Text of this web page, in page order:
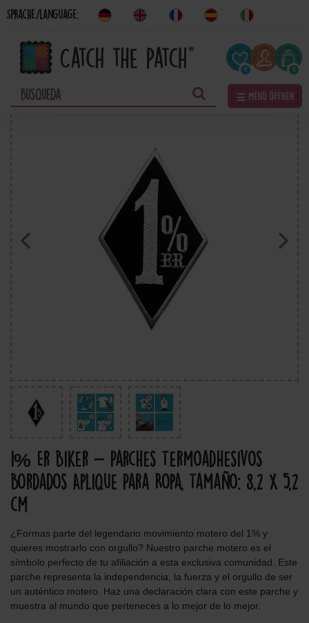
Sprache/Language:
0
☰ Menü öffnen
1% Er Biker - Parches Termoadhesivos
Bordados Aplique Para Ropa, Tamaño: 8,2 x 5,2
cm
¿Formas parte del legendario movimiento motero del 1% y
quieres mostrarlo con orgullo? Nuestro parche motero es el
símbolo perfecto de tu afiliación a esta exclusiva comunidad. Este
parche representa la independencia, la fuerza y el orgullo de ser
un auténtico motero. Haz una declaración clara con este parche y
muestra al mundo que perteneces a lo mejor de lo mejor.